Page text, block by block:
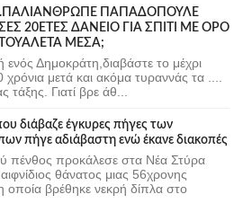
....ΠΑΛΙΑΝΘΡΩΠΕ ΠΑΠΑΔΟΠΟΥΛΕ
20ΕΤΕΣ ΔΑΝΕΙΟ ΓΙΑ ΣΠΙΤΙ ΜΕ ΟΡΟ
ΜΕΣΑ;
ενός Δημοκράτη,διαβάστε το μέχρι
χρόνια μετά και ακόμα τυραννάς τα ....
τάξης. Γιατί βρε άθ...
διάβαζε έγκυρες πήγες των
πήγε αδιάβαστη ενώ έκανε διακοπές
πένθος προκάλεσε στα Νέα Στύρα
θάνατος μιας 56χρονης
οποία βρέθηκε νεκρή δίπλα στο